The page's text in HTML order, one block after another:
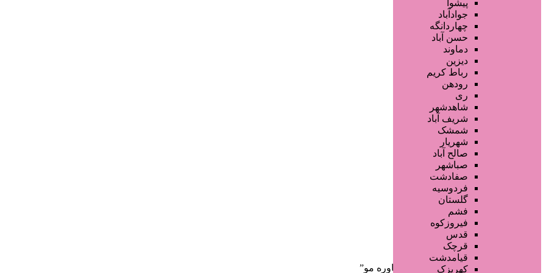
فروشگاه ها
محصولات آرایشی
تجهیزات سالن زیبایی
محصولات پوست
محصولات مو
سایر خدمات
پیشوا
جوادآباد
چهاردانگه
حسن آباد
دماوند
دیزین
رباط کریم
رودهن
ری
شاهدشهر
شریف آباد
شمشک
شهریار
صالح آباد
صباشهر
صفادشت
فردوسیه
گلستان
فشم
فیروزکوه
قدس
قرچک
قیامدشت
کهریزک
صفحه اصلی
آگهی انبوه
طراحی سایت
صفحه اختصاصی
لیست سایتهای تبلیغاتی
دسته‌بندی‌ها
/ محصولات برچسب خورده “مشاوره مو”